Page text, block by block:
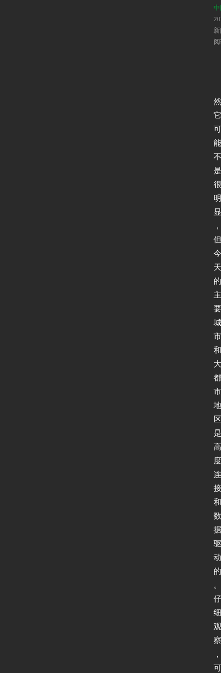
然
它
可
能
不
是
很
明
显
，
但
今
天
的
主
要
城
市
和
大
都
市
地
区
是
高
度
连
接
和
数
据
驱
动
的
。
仔
细
观
察
，
可